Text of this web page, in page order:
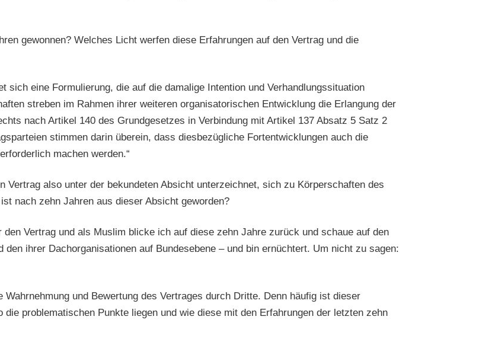
gewonnen? Welches Licht werfen diese Erfahrungen auf den Vertrag und die
sich eine Formulierung, die auf die damalige Intention und Verhandlungssituation
streben im Rahmen ihrer weiteren organisatorischen Entwicklung die Erlangung der
nach Artikel 140 des Grundgesetzes in Verbindung mit Artikel 137 Absatz 5 Satz 2
stimmen darin überein, dass diesbezügliche Fortentwicklungen auch die
machen werden.“
Vertrag also unter der bekundeten Absicht unterzeichnet, sich zu Körperschaften des
nach zehn Jahren aus dieser Absicht geworden?
Vertrag und als Muslim blicke ich auf diese zehn Jahre zurück und schaue auf den
den ihrer Dachorganisationen auf Bundesebene – und bin ernüchtert. Um nicht zu sagen:
und Bewertung des Vertrages durch Dritte. Denn häufig ist dieser
problematischen Punkte liegen und wie diese mit den Erfahrungen der letzten zehn